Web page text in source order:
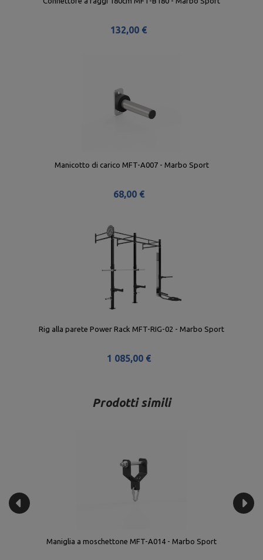
132,00 €
Manicotto di carico MFT-A007 - Marbo Sport
68,00 €
Rig alla parete Power Rack MFT-RIG-02 - Marbo Sport
1 085,00 €
Prodotti simili
Maniglia a moschettone MFT-A014 - Marbo Sport